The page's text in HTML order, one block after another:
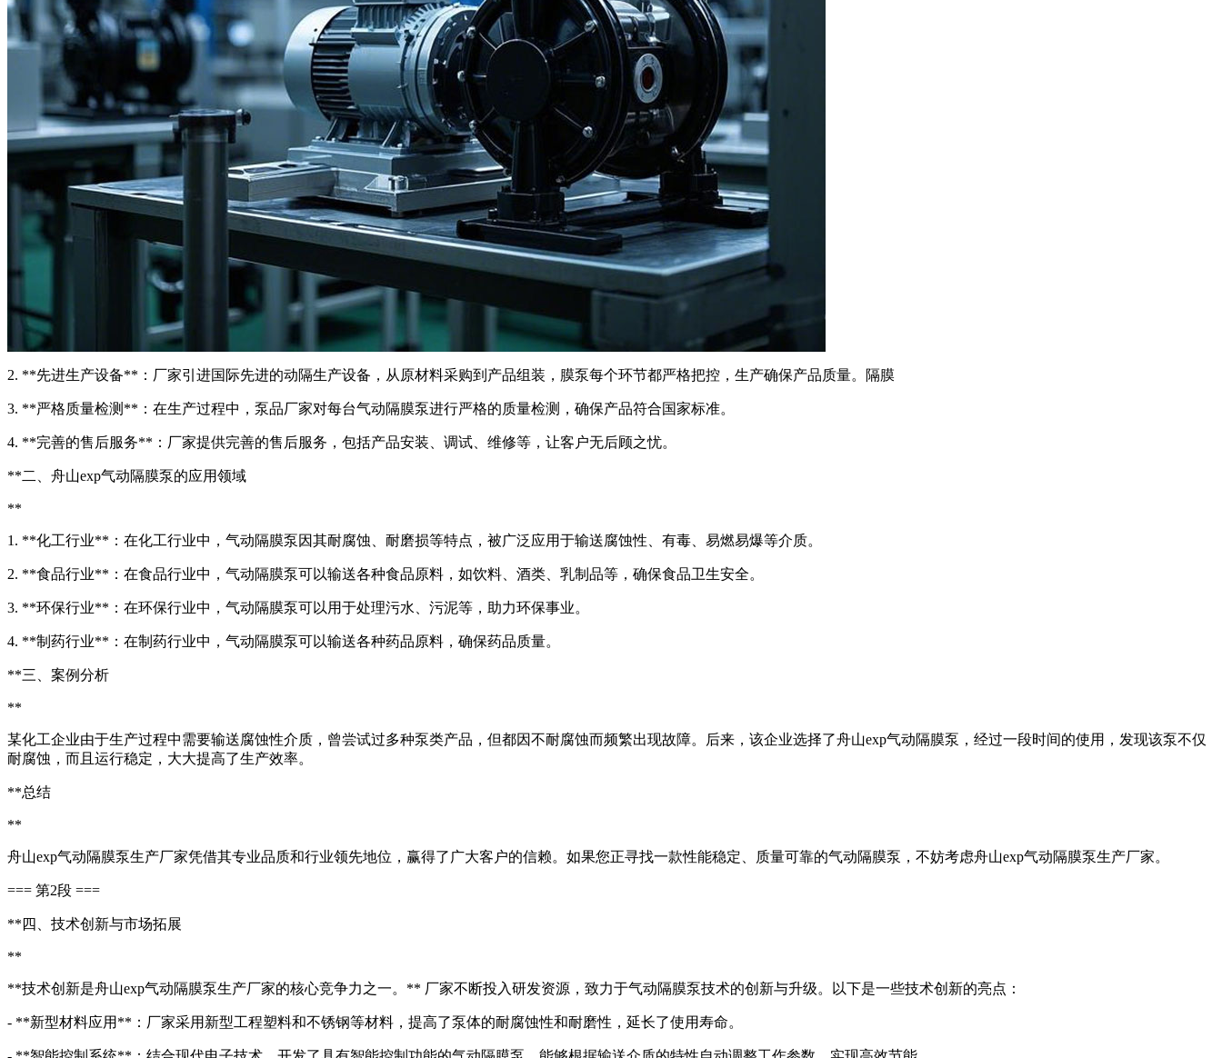
2. **先进生产设备**：厂家引进国际先进的动隔生产设备，从原材料采购到产品组装，膜泵每个环节都严格把控，生产确保产品质量。隔膜
3. **严格质量检测**：在生产过程中，泵品厂家对每台气动隔膜泵进行严格的质量检测，确保产品符合国家标准。
4. **完善的售后服务**：厂家提供完善的售后服务，包括产品安装、调试、维修等，让客户无后顾之忧。
**二、舟山exp气动隔膜泵的应用领域
**
1. **化工行业**：在化工行业中，气动隔膜泵因其耐腐蚀、耐磨损等特点，被广泛应用于输送腐蚀性、有毒、易燃易爆等介质。
2. **食品行业**：在食品行业中，气动隔膜泵可以输送各种食品原料，如饮料、酒类、乳制品等，确保食品卫生安全。
3. **环保行业**：在环保行业中，气动隔膜泵可以用于处理污水、污泥等，助力环保事业。
4. **制药行业**：在制药行业中，气动隔膜泵可以输送各种药品原料，确保药品质量。
**三、案例分析
**
某化工企业由于生产过程中需要输送腐蚀性介质，曾尝试过多种泵类产品，但都因不耐腐蚀而频繁出现故障。后来，该企业选择了舟山exp气动隔膜泵，经过一段时间的使用，发现该泵不仅
耐腐蚀，而且运行稳定，大大提高了生产效率。
**总结
**
舟山exp气动隔膜泵生产厂家凭借其专业品质和行业领先地位，赢得了广大客户的信赖。如果您正寻找一款性能稳定、质量可靠的气动隔膜泵，不妨考虑舟山exp气动隔膜泵生产厂家。
=== 第2段 ===
**四、技术创新与市场拓展
**
**技术创新是舟山exp气动隔膜泵生产厂家的核心竞争力之一。** 厂家不断投入研发资源，致力于气动隔膜泵技术的创新与升级。以下是一些技术创新的亮点：
- **新型材料应用**：厂家采用新型工程塑料和不锈钢等材料，提高了泵体的耐腐蚀性和耐磨性，延长了使用寿命。